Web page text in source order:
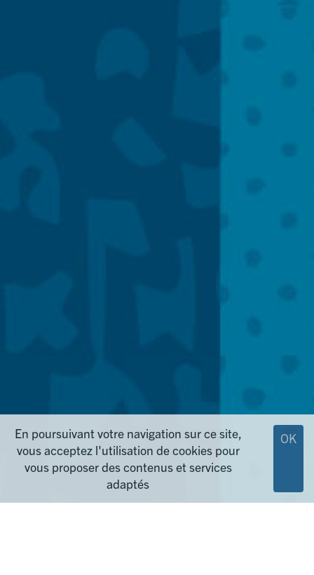
En poursuivant votre navigation sur ce site,
vous acceptez l'utilisation de cookies pour
vous proposer des contenus et services
adaptés
OK